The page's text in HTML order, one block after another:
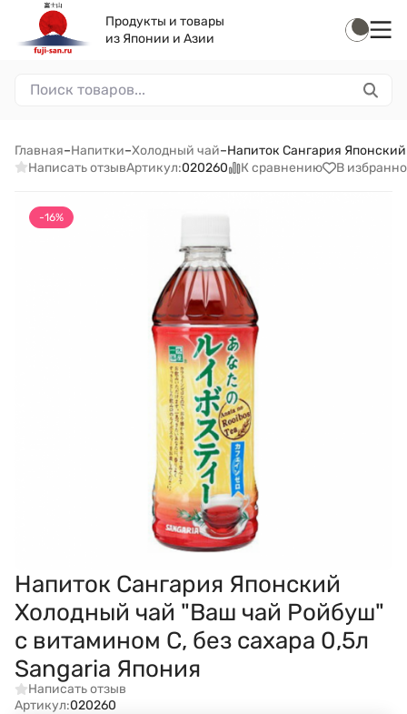
Продукты и товары
из Японии и Азии
Главная–Напитки–Холодный чай–Напиток Сангария
Написать отзывАртикул:020260 К сравнению В
-16%
Напиток Сангария Японский
Холодный чай "Ваш чай Ройбуш"
с витамином С, без сахара 0,5л
Sangaria Япония
Написать отзыв
Артикул:020260